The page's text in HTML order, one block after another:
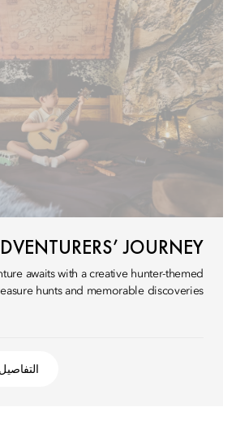
JOURNEY
awaits with a creative hunter-themed
hunts and memorable discoveries.
التفاصيل